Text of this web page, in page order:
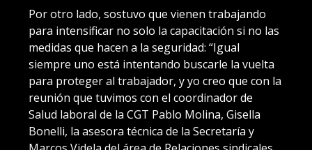
Por otro lado, sostuvo que vienen trabajando
para intensificar no solo la capacitación si no las
medidas que hacen a la seguridad: “Igual
siempre uno está intentando buscarle la vuelta
para proteger al trabajador, y yo creo que con la
reunión que tuvimos con el coordinador de
Salud laboral de la CGT Pablo Molina, Gisella
Bonelli, la asesora técnica de la Secretaría y